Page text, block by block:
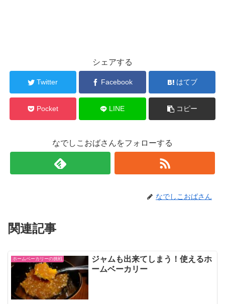
シェアする
Twitter Facebook はてブ
Pocket LINE コピー
なでしこおばさんをフォローする
なでしこおばさん
関連記事
ホームベーカリーの挑戦
ジャムも出来てしまう！使えるホ
ームベーカリー